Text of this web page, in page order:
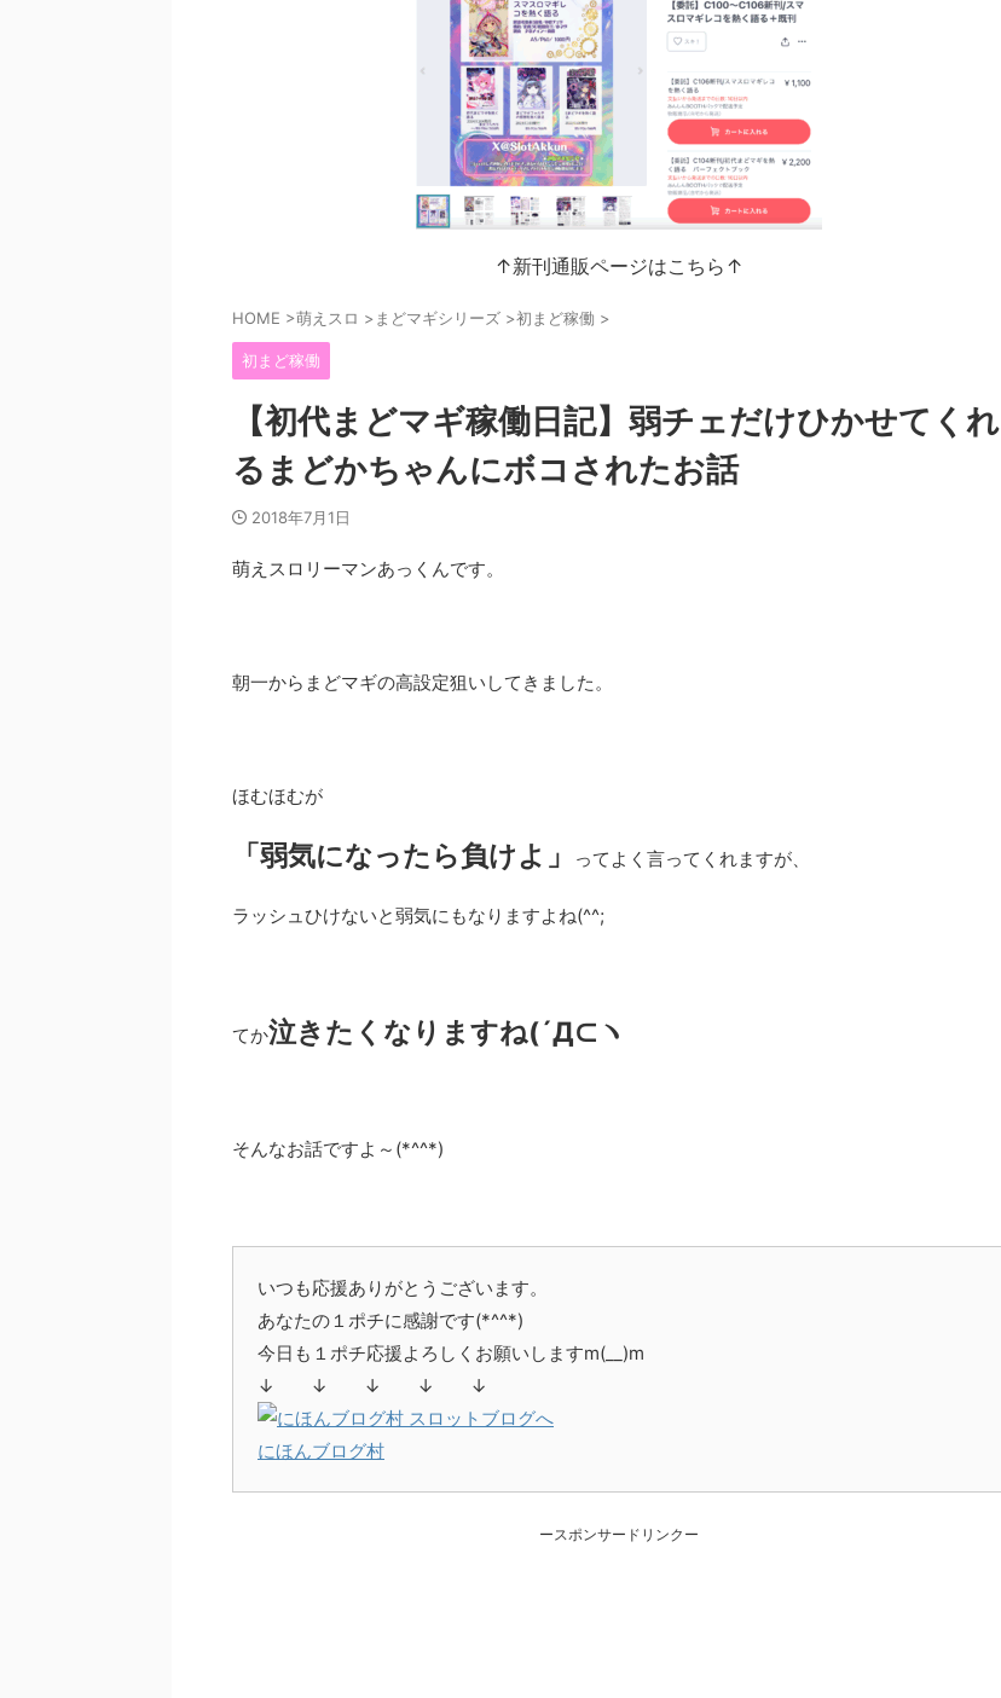
↑新刊通販ページはこちら↑
HOME >萌えスロ >まどマギシリーズ >初まど稼働 >
初まど稼働
【初代まどマギ稼働日記】弱チェだけひかせてくれ
るまどかちゃんにボコされたお話
2018年7月1日
萌えスロリーマンあっくんです。
朝一からまどマギの高設定狙いしてきました。
ほむほむが
「弱気になったら負けよ」 ってよく言ってくれますが、
ラッシュひけないと弱気にもなりますよね(^^;
てか泣きたくなりますね(´Д⊂ヽ
そんなお話ですよ～(*^^*)
いつも応援ありがとうございます。
あなたの１ポチに感謝です(*^^*)
今日も１ポチ応援よろしくお願いしますm(__)m
↓ ↓ ↓ ↓ ↓
にほんブログ村
ースポンサードリンクー